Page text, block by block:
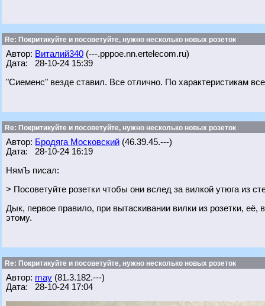
Re: Покритикуйте и посоветуйте, нужно несколько новых розеток
Автор: Виталий340 (---.pppoe.nn.ertelecom.ru)
Дата: 28-10-24 15:39
"Сиеменс" везде ставил. Все отлично. По характеристикам
Re: Покритикуйте и посоветуйте, нужно несколько новых розеток
Автор: Бродяга Московский (46.39.45.---)
Дата: 28-10-24 16:19
НямЪ писал:
> Посоветуйте розетки чтобы они вслед за вилкой утюга из
Дык, первое правило, при вытаскивании вилки из розетки,
этому.
Re: Покритикуйте и посоветуйте, нужно несколько новых розеток
Автор: may (81.3.182.---)
Дата: 28-10-24 17:04